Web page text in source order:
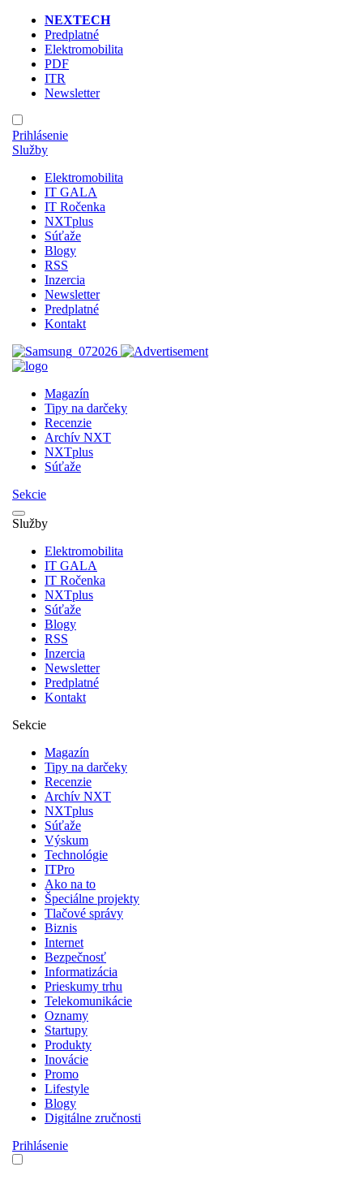
NEXTECH
Predplatné
Elektromobilita
PDF
ITR
Newsletter
Prihlásenie
Služby
Elektromobilita
IT GALA
IT Ročenka
NXTplus
Súťaže
Blogy
RSS
Inzercia
Newsletter
Predplatné
Kontakt
Magazín
Tipy na darčeky
Recenzie
Archív NXT
NXTplus
Súťaže
Sekcie
Služby
Elektromobilita
IT GALA
IT Ročenka
NXTplus
Súťaže
Blogy
RSS
Inzercia
Newsletter
Predplatné
Kontakt
Sekcie
Magazín
Tipy na darčeky
Recenzie
Archív NXT
NXTplus
Súťaže
Výskum
Technológie
ITPro
Ako na to
Špeciálne projekty
Tlačové správy
Biznis
Internet
Bezpečnosť
Informatizácia
Prieskumy trhu
Telekomunikácie
Oznamy
Startupy
Produkty
Inovácie
Promo
Lifestyle
Blogy
Digitálne zručnosti
Prihlásenie